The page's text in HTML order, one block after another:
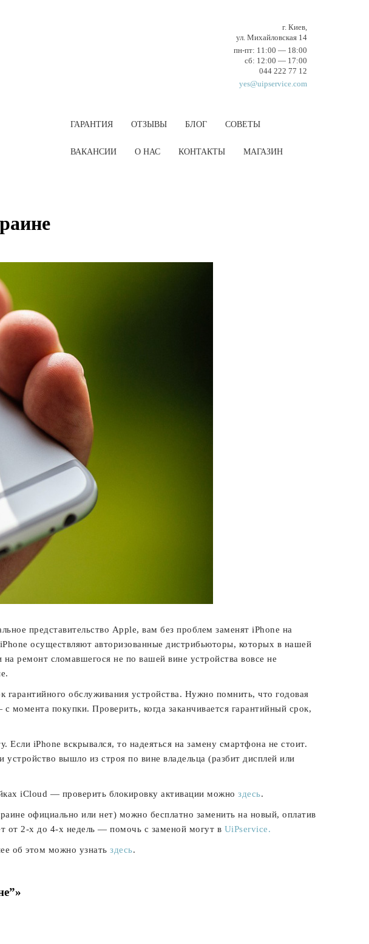
г. Киев,
ул. Михайловская 14
пн-пт: 11:00 — 18:00
cб: 12:00 — 17:00
044 222 77 12
yes@uipservice.com
ГАРАНТИЯ ОТЗЫВЫ БЛОГ СОВЕТЫ
ВАКАНCИИ О НАС КОНТАКТЫ МАГАЗИН
представительство Apple, вам без проблем заменят iPhone на
осуществляют авторизованные дистрибьюторы, которых в нашей
ремонт сломавшегося не по вашей вине устройства вовсе не
обслуживания устройства. Нужно помнить, что годовая
момента покупки. Проверить, когда заканчивается гарантийный срок,
iPhone вскрывался, то надеяться на замену смартфона не стоит.
вышло из строя по вине владельца (разбит дисплей или
iCloud — проверить блокировку активации можно здесь.
официально или нет) можно бесплатно заменить на новый, оплатив
от 2-х до 4-х недель — помочь с заменой могут в UiPservice.
об этом можно узнать здесь.